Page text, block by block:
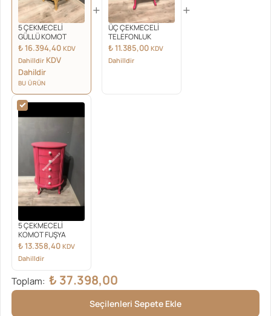
5 ÇEKMECELİ
GÜLLÜ KOMOT
₺16.394,40 KDV
Dahilldir KDV
Dahildir
BU ÜRÜN
+
ÜÇ ÇEKMECELİ
TELEFONLUK
₺11.385,00 KDV
Dahilldir
+
5 ÇEKMECELİ
KOMOT FUŞYA
₺13.358,40 KDV
Dahilldir
Toplam: ₺ 37.398,00
Seçilenleri Sepete Ekle